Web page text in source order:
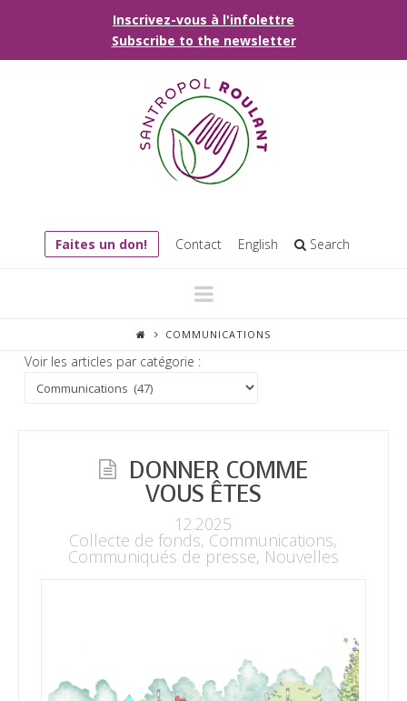
Inscrivez-vous à l'infolettre
Subscribe to the newsletter
Faites un don! Contact English Search
Navigation
COMMUNICATIONS
Voir les articles par catégorie :
DONNER COMME
VOUS ÊTES
12.2025
Collecte de fonds, Communications,
Communiqués de presse, Nouvelles